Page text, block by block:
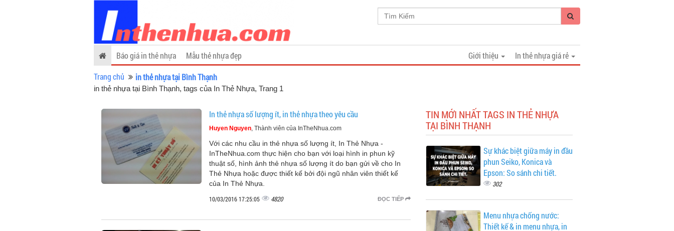
In thẻ nhựa giá rẻ
Báo giá in thẻ nhựa Mẫu thẻ nhựa đẹp
Giới thiệu
Trang chủ
in thẻ nhựa tại Bình Thạnh
in thẻ nhựa tại Bình Thạnh, tags của In Thẻ Nhựa, Trang 1
In thẻ nhựa số lượng ít, in thẻ nhựa theo yêu cầu
Huyen Nguyen, Thành viên của InTheNhua.com
Với các nhu cầu in thẻ nhựa số lượng ít, In Thẻ Nhựa -
InTheNhua.com thực hiện cho bạn với loại hình in phun kỹ
thuật số, hình ảnh thẻ nhựa số lượng ít do bạn gửi về cho In
Thẻ Nhựa hoặc được thiết kế bởi đội ngũ nhân viên thiết kế
của In Thẻ Nhựa.
ĐỌC TIẾP
10/03/2016 17:25:05 4820
TIN MỚI NHẤT TAGS IN THẺ NHỰA
TẠI BÌNH THẠNH
Sự khác biệt giữa máy in đầu
phun Seiko, Konica và
Epson: So sánh chi tiết.
302
Menu nhựa chống nước:
Thiết kế & in menu nhựa, in